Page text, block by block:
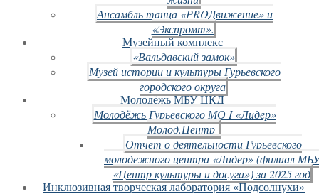
Ансамбль танца «PROДвижение» и
«Экспромт».
Музейный комплекс
«Вальдавский замок»
Музей истории и культуры Гурьевского
городского округа
Молодёжь МБУ ЦКД
Молодёжь Гурьевского МО I «Лидер»
Молод.Центр
Отчет о деятельности Гурьевского
молодежного центра «Лидер» (филиал
«Центр культуры и досуга») за 2025 год
Инклюзивная творческая лаборатория «Подсолнухи»